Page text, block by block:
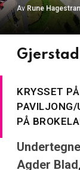
Av Rune
KRYSSET
PAVILJONG/
PÅ
Agder